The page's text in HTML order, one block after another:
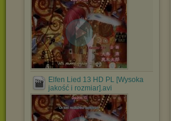
Elfen Lied 13 HD PL [Wysoka
jakość i rozmiar].avi